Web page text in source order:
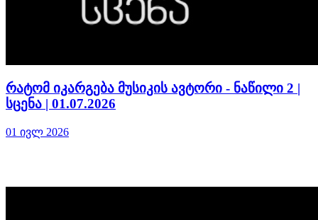
რატომ იკარგება მუსიკის ავტორი - ნაწილი 2 |
სცენა | 01.07.2026
01 ივლ 2026